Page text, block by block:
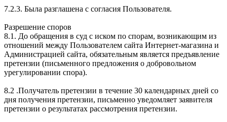
7.2.3. Была разглашена с согласия Пользователя.
Разрешение споров
8.1. До обращения в суд с иском по спорам, возникающим из
отношений между Пользователем сайта Интернет-магазина и
Администрацией сайта, обязательным является предъявление
претензии (письменного предложения о добровольном
урегулировании спора).
8.2 .Получатель претензии в течение 30 календарных дней со
дня получения претензии, письменно уведомляет заявителя
претензии о результатах рассмотрения претензии.